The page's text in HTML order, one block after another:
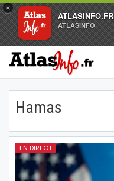
×
ATLASINFO.FR
ATLASINFO
Hamas
EN DIRECT